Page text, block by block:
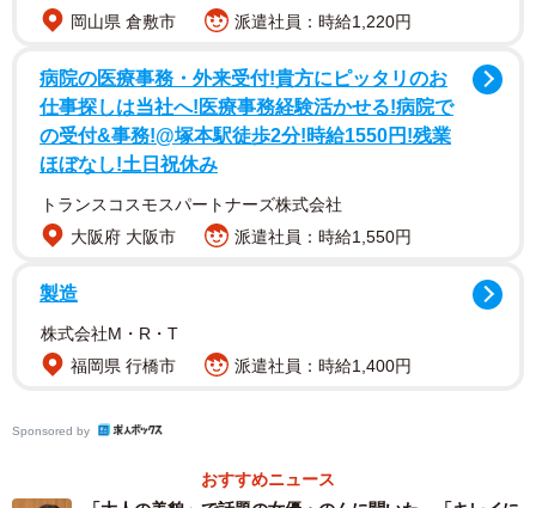
と「コンビニだったらレジで寝てしまう。パンもいくつ電
に袋を少し切らなければいけないのに、それを忘れてポ
ン、ボン！…新しいのお持ちいたしますぅ～というのが毎
回。クレームの嵐でした」となかなかの強者だ。
岡山県 倉敷市
派遣社員：時給1,220円
病院の医療事務・外来受付!貴方にピッタリのお
仕事探しは当社へ!医療事務経験活かせる!病院で
の受付&事務!@塚本駅徒歩2分!時給1550円!残業
ほぼなし!土日祝休み
トランスコスモスパートナーズ株式会社
大阪府 大阪市
派遣社員：時給1,550円
製造
株式会社M・R・T
福岡県 行橋市
派遣社員：時給1,400円
Sponsored by
おすすめニュース